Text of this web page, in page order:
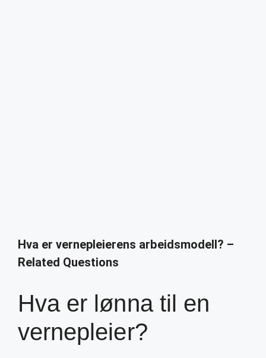
Hva er vernepleierens arbeidsmodell? –
Related Questions
Hva er lønna til en
vernepleier?